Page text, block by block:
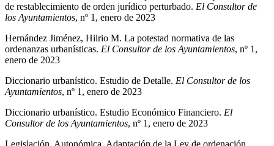
de restablecimiento de orden jurídico perturbado. El Consultor de
los Ayuntamientos, nº 1, enero de 2023
Hernández Jiménez, Hilrio M. La potestad normativa de las
ordenanzas urbanísticas. El Consultor de los Ayuntamientos, nº 1,
enero de 2023
Diccionario urbanístico. Estudio de Detalle. El Consultor de los
Ayuntamientos, nº 1, enero de 2023
Diccionario urbanístico. Estudio Económico Financiero. El
Consultor de los Ayuntamientos, nº 1, enero de 2023